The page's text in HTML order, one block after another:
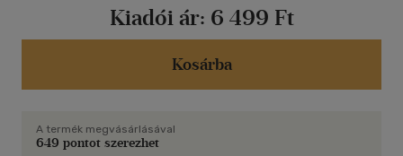
Sam a palotában szolgál, elege van a szabályokból és az
Urakból, akiknek éjjeliedényét súrolja. Amikor a város Elöljáró
Urának át meggyilkolják, és Sam rábukkan az ezzel
kapcsolatos egyetlen nyomra, megragadja a lehetőséget,
ellen. Hamarosan szövetséget köt egy varázslóval, akinek
éles elméje pótolja mágikus hiányosságait, valamint egy
Kiadói ár: 6 499 Ft
Kosárba
A termék megvásárlásával
649 pontot szerezhet